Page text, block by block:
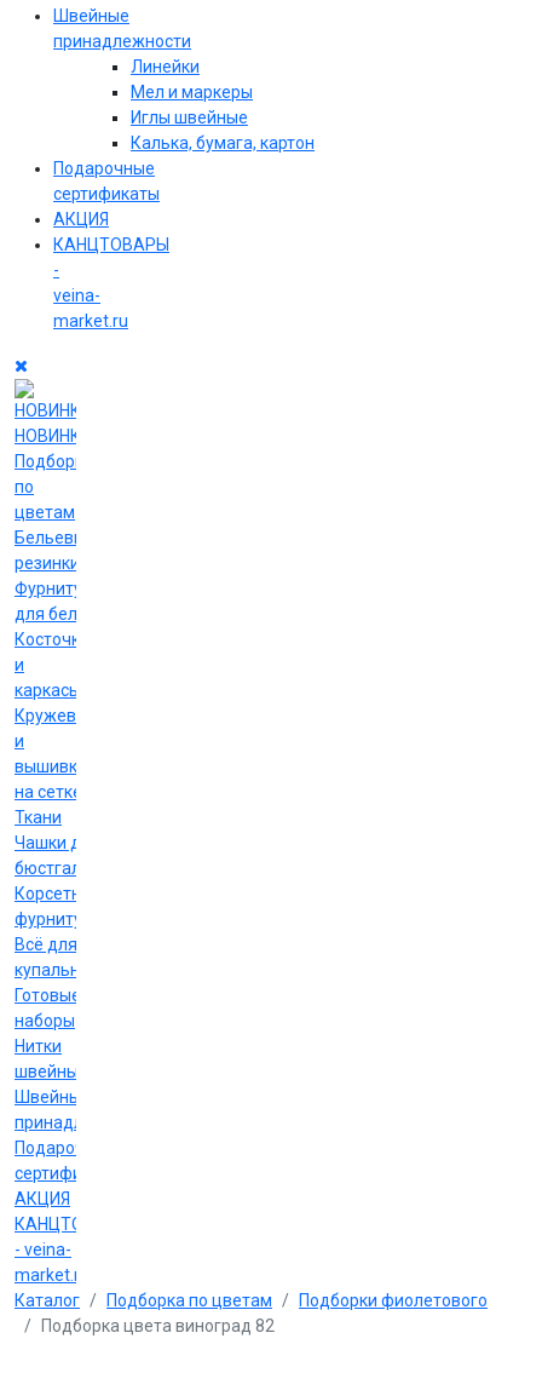
Швейные
принадлежности
Линейки
Мел и маркеры
Иглы швейные
Калька, бумага, картон
Подарочные
сертификаты
АКЦИЯ
КАНЦТОВАРЫ
-
veina-
market.ru
НОВИНКИ
Подборки
по
цветам
Бельевые
резинки
Фурнитура
для белья
Косточки
и
каркасы
Кружево
и
вышивка
на сетке
Ткани
Чашки для
бюстгальтеров
Корсетная
фурнитура
Всё для
купальников
Готовые
наборы
Нитки
швейные
Швейные
принадлежности
Подарочные
сертификаты
АКЦИЯ
КАНЦТОВАРЫ
- veina-
market.ru
Каталог
Подборка по цветам
Подборки фиолетового
Подборка цвета виноград 82